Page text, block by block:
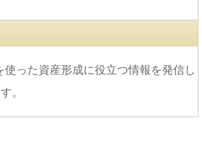
使った資産形成に役立つ情報を発信し
。